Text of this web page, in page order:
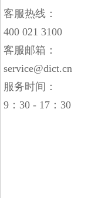
客服热线：
400 021 3100
客服邮箱：
service@dict.cn
服务时间：
9：30 - 17：30